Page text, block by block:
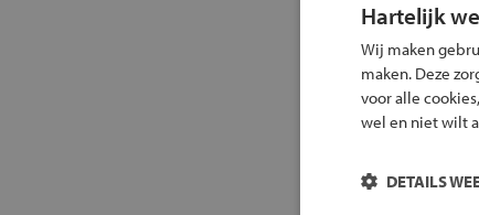
Hartelijk
Wij maken
maken. Deze
voor alle
wel en niet wilt
DETAILS